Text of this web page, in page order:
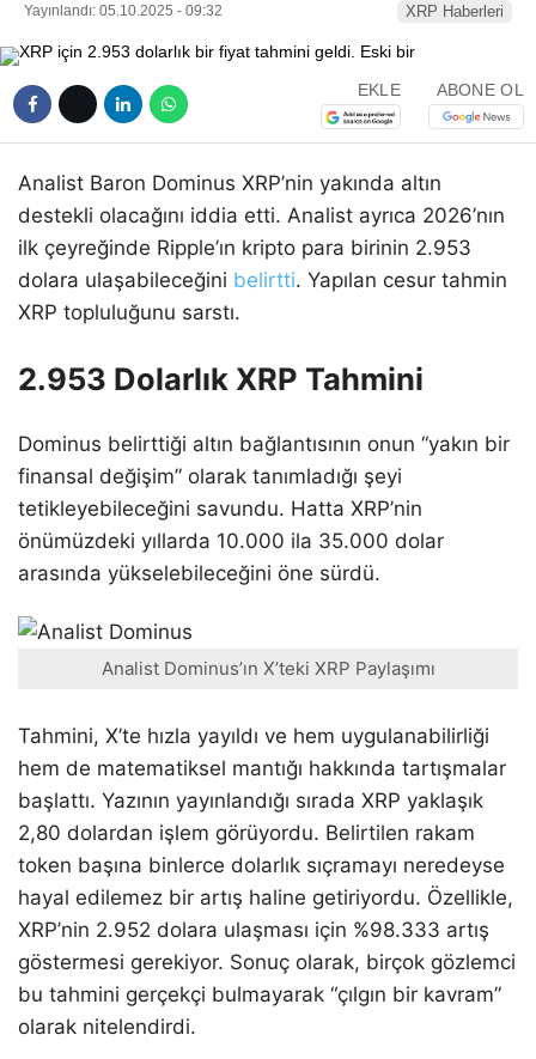
Yayınlandı: 05.10.2025 - 09:32 XRP Haberleri
EKLE ABONE OL
Analist Baron Dominus XRP’nin yakında altın
destekli olacağını iddia etti. Analist ayrıca 2026’nın
ilk çeyreğinde Ripple’ın kripto para birinin 2.953
dolara ulaşabileceğini belirtti. Yapılan cesur tahmin
XRP topluluğunu sarstı.
2.953 Dolarlık XRP Tahmini
Dominus belirttiği altın bağlantısının onun “yakın bir
finansal değişim” olarak tanımladığı şeyi
tetikleyebileceğini savundu. Hatta XRP’nin
önümüzdeki yıllarda 10.000 ila 35.000 dolar
arasında yükselebileceğini öne sürdü.
Analist Dominus’ın X’teki XRP Paylaşımı
Tahmini, X’te hızla yayıldı ve hem uygulanabilirliği
hem de matematiksel mantığı hakkında tartışmalar
başlattı. Yazının yayınlandığı sırada XRP yaklaşık
2,80 dolardan işlem görüyordu. Belirtilen rakam
token başına binlerce dolarlık sıçramayı neredeyse
hayal edilemez bir artış haline getiriyordu. Özellikle,
XRP’nin 2.952 dolara ulaşması için %98.333 artış
göstermesi gerekiyor. Sonuç olarak, birçok gözlemci
bu tahmini gerçekçi bulmayarak “çılgın bir kavram”
olarak nitelendirdi.